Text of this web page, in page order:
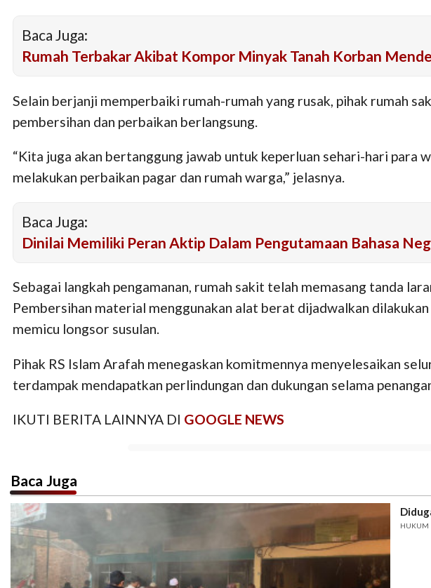
Baca Juga:
Rumah Terbakar Akibat Kompor Minyak Tanah Korban
Selain berjanji memperbaiki rumah-rumah yang rusak, pihak rumah
pembersihan dan perbaikan berlangsung.
“Kita juga akan bertanggung jawab untuk keperluan sehari-hari
melakukan perbaikan pagar dan rumah warga,” jelasnya.
Baca Juga:
Dinilai Memiliki Peran Aktip Dalam Pengutamaan Bahasa
Sebagai langkah pengamanan, rumah sakit telah memasang tanda
Pembersihan material menggunakan alat berat dijadwalkan
memicu longsor susulan.
Pihak RS Islam Arafah menegaskan komitmennya menyelesaikan
terdampak mendapatkan perlindungan dan dukungan selama
IKUTI BERITA LAINNYA DI GOOGLE NEWS
Baca Juga
HUKUM